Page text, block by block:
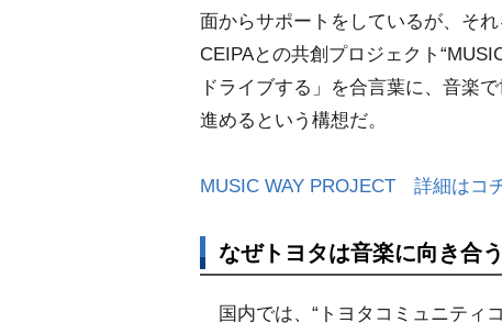
面からサポートをしているが、そ
CEIPAとの共創プロジェクト
ドライブする」を合言葉に、音楽
進めるという構想だ。
MUSIC WAY PROJECT 詳細はコ
なぜトヨタは音楽に向き合
国内では、“トヨタコミュニティ